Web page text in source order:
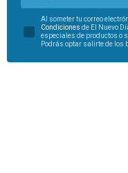
Al someter tu correo
Condiciones de El Nuevo
especiales de productos o
Podrás optar salirte de los